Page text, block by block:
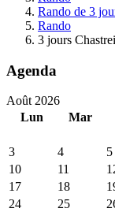
Rando de 3
Rando
3 jours
Agenda
Août 2026
Lun
Mar
3
4 5
10
11
17
18
24
25